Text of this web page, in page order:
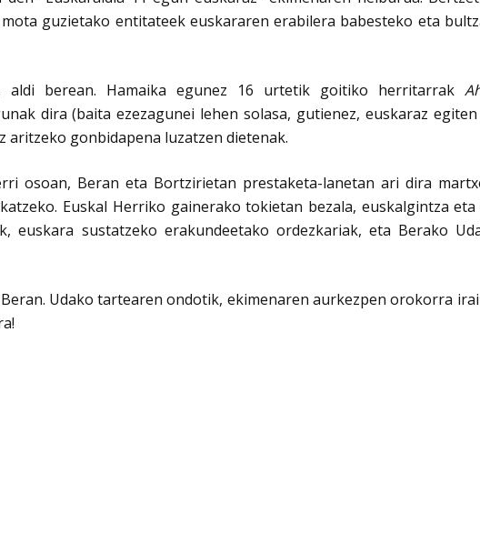
guzietako entitateek euskararen erabilera babesteko eta
berean. Hamaika egunez 16 urtetik goitiko herritarrak
dira (baita ezezagunei lehen solasa, gutienez, euskaraz
gonbidapena luzatzen dietenak.
osoan, Beran eta Bortzirietan prestaketa-lanetan ari dira
Euskal Herriko gainerako tokietan bezala, euskalgintza
euskara sustatzeko erakundeetako ordezkariak, eta Berako
Udako tartearen ondotik, ekimenaren aurkezpen orokorra